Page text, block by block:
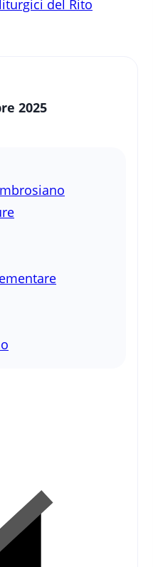
del Rito
2025